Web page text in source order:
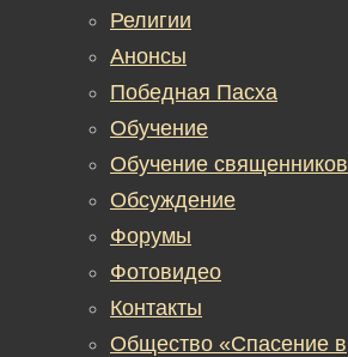
Религии
Анонсы
Победная Пасха
Обучение
Обучение священников
Обсуждение
Форумы
Фотовидео
Контакты
Общество «Спасение в